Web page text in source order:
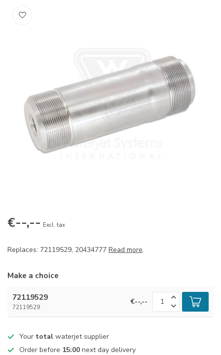
€--,-- Excl. tax
Replaces: 72119529, 20434777 Read more.
Make a choice
72119529
72119529
€--,--
Your total waterjet supplier
Order before 15:00 next day delivery